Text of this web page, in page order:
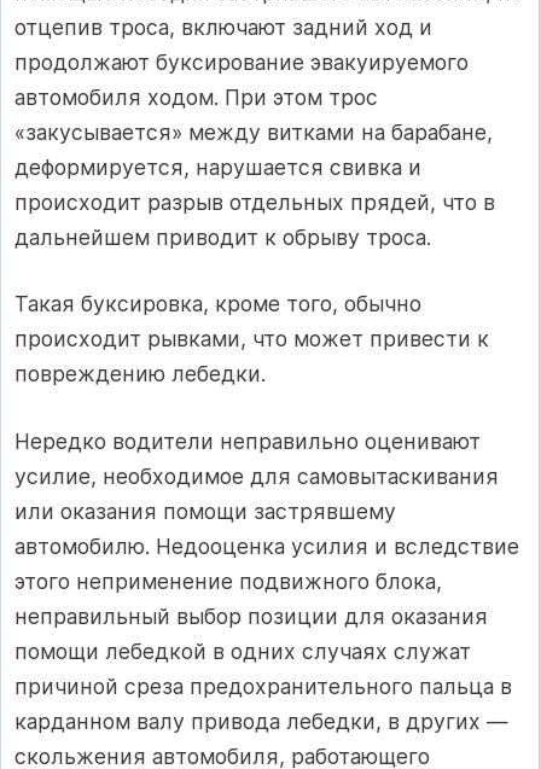
отцепив троса, включают задний ход и
продолжают буксирование эвакуируемого
автомобиля ходом. При этом трос
«закусывается» между витками на барабане,
деформируется, нарушается свивка и
происходит разрыв отдельных прядей, что в
дальнейшем приводит к обрыву троса.
Такая буксировка, кроме того, обычно
происходит рывками, что может привести к
повреждению лебедки.
Нередко водители неправильно оценивают
усилие, необходимое для самовытаскивания
или оказания помощи застрявшему
автомобилю. Недооценка усилия и вследствие
этого неприменение подвижного блока,
неправильный выбор позиции для оказания
помощи лебедкой в одних случаях служат
причиной среза предохранительного пальца в
карданном валу привода лебедки, в других —
скольжения автомобиля, работающего